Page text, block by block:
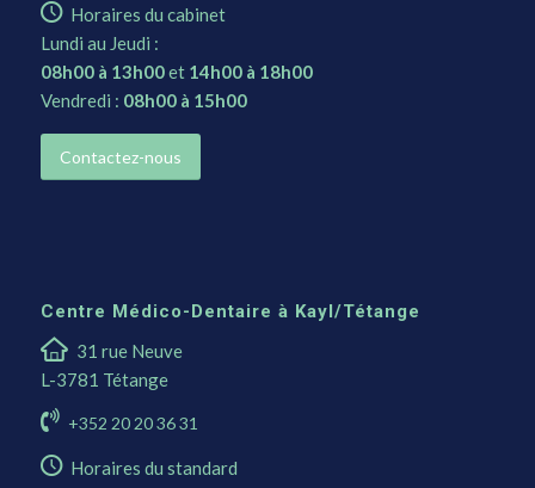
Horaires du cabinet
Lundi au Jeudi :
08h00 à 13h00et 14h00 à 18h00
Vendredi : 08h00 à 15h00
Contactez-nous
Centre Médico-Dentaire à Kayl/Tétange
31 rue Neuve
L-3781 Tétange
+352 20 20 36 31
Horaires du standard